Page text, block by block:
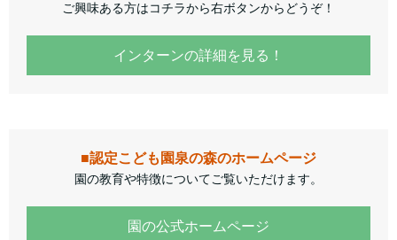
ご興味ある方はコチラから右ボタンからどうぞ！
インターンの詳細を見る！
■認定こども園泉の森のホームページ
園の教育や特徴についてご覧いただけます。
園の公式ホームページ